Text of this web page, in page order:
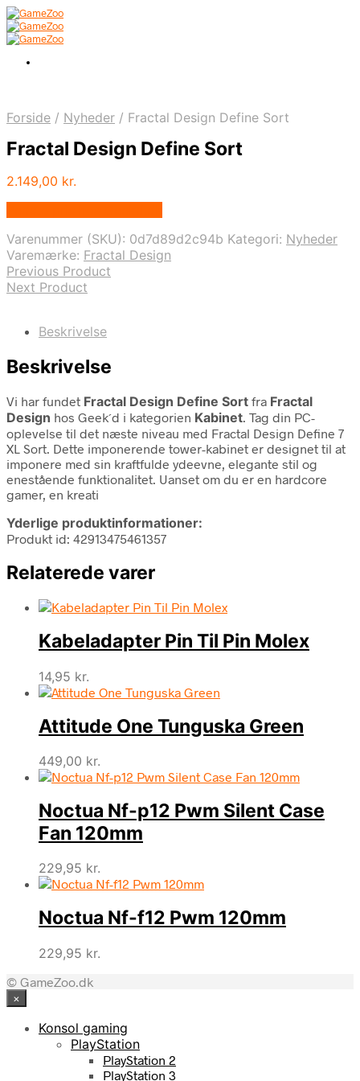
Forside / Nyheder / Fractal Design Define Sort
Fractal Design Define Sort
2.149,00 kr.
Varenummer (SKU): 0d7d89d2c94b Kategori: Nyheder
Varemærke: Fractal Design
Previous Product
Next Product
Beskrivelse
Beskrivelse
Vi har fundet Fractal Design Define Sort fra Fractal
Design hos Geek´d i kategorien Kabinet. Tag din PC-
oplevelse til det næste niveau med Fractal Design Define 7
XL Sort. Dette imponerende tower-kabinet er designet til at
imponere med sin kraftfulde ydeevne, elegante stil og
enestående funktionalitet. Uanset om du er en hardcore
gamer, en kreati
Yderlige produktinformationer:
Produkt id: 42913475461357
Relaterede varer
Kabeladapter Pin Til Pin Molex
14,95 kr.
Attitude One Tunguska Green
449,00 kr.
Noctua Nf-p12 Pwm Silent Case
Fan 120mm
229,95 kr.
Noctua Nf-f12 Pwm 120mm
229,95 kr.
© GameZoo.dk
×
Konsol gaming
PlayStation
PlayStation 2
PlayStation 3